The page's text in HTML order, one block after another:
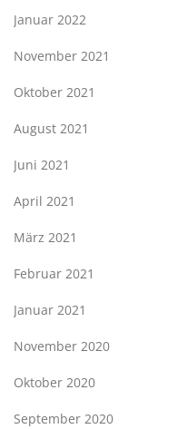
Januar 2022
November 2021
Oktober 2021
August 2021
Juni 2021
April 2021
März 2021
Februar 2021
Januar 2021
November 2020
Oktober 2020
September 2020